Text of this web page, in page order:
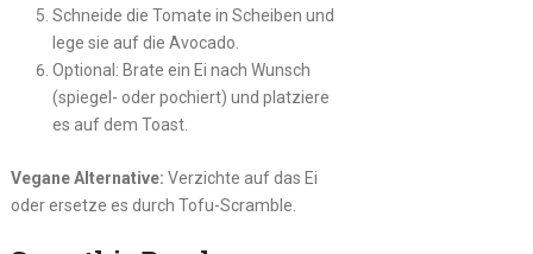
Schneide die Tomate in Scheiben und
lege sie auf die Avocado.
Optional: Brate ein Ei nach Wunsch
(spiegel- oder pochiert) und platziere
es auf dem Toast.
Vegane Alternative: Verzichte auf das Ei
oder ersetze es durch Tofu-Scramble.